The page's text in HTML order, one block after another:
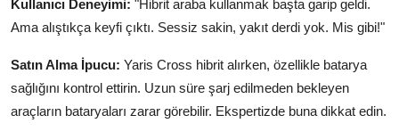
Kullanıcı Deneyimi: "Hibrit araba kullanmak başta garip geldi.
Ama alıştıkça keyfi çıktı. Sessiz sakin, yakıt derdi yok. Mis gibi!"
Satın Alma İpucu: Yaris Cross hibrit alırken, özellikle batarya
sağlığını kontrol ettirin. Uzun süre şarj edilmeden bekleyen
araçların bataryaları zarar görebilir. Ekspertizde buna dikkat edin.